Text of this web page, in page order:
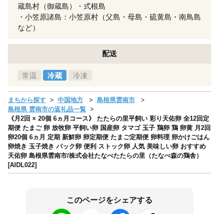
蔵島村（御蔵島）・式根島
・小笠原諸島：小笠原村（父島・母島・硫黄島・南鳥島
など）
配送
常温 冷蔵 冷凍
まちから探す 中国地方
島根県雲南市
島根県 雲南市の返礼品一覧
《月2回 × 20個 6ヵ月コース》 たたらの里平飼い 彩り天佑卵 全12回定
期便 たまご 卵 放牧卵 平飼い卵 国産卵 タマゴ 玉子 鶏卵 鶏 卵黄 月2回
卵20個 6ヵ月 定期 新鮮卵 卵定期便 たまご定期便 卵料理 卵かけごはん
卵焼き 玉子焼き パック卵 便利 ストック卵 人気 美味しい卵 おすすめ
天佑卵 島根県雲南市/株式会社たなべたたらの里（たなべ森の鶏舎）
[AIDL022]
このページをシェアする